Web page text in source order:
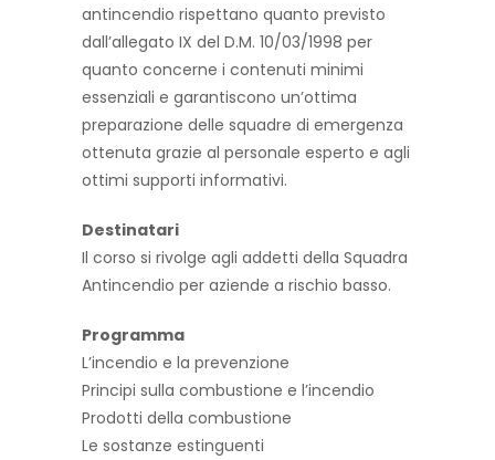
antincendio rispettano quanto previsto
dall’allegato IX del D.M. 10/03/1998 per
quanto concerne i contenuti minimi
essenziali e garantiscono un’ottima
preparazione delle squadre di emergenza
ottenuta grazie al personale esperto e agli
ottimi supporti informativi.
Destinatari
Il corso si rivolge agli addetti della Squadra
Antincendio per aziende a rischio basso.
Programma
L’incendio e la prevenzione
Principi sulla combustione e l’incendio
Prodotti della combustione
Le sostanze estinguenti